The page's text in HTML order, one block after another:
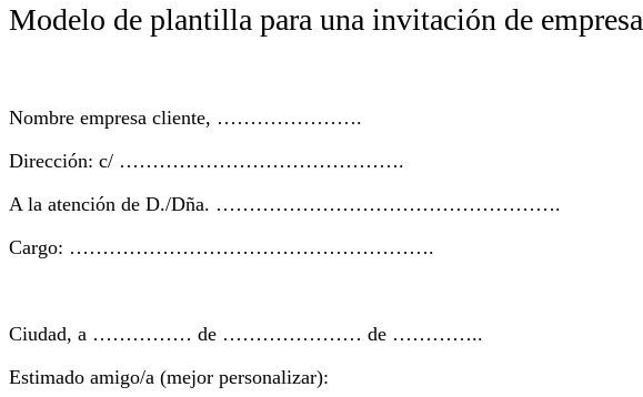
Modelo de plantilla para una invitación de empresa
Nombre empresa cliente, ………………….
Dirección: c/ …………………………………….
A la atención de D./Dña. …………………………………………….
Cargo: ……………………………………………….
Ciudad, a …………… de ………………… de …………..
Estimado amigo/a (mejor personalizar):